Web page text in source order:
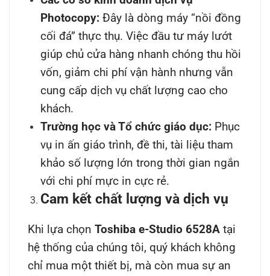
Photocopy: Đây là dòng máy “nồi đồng
cối đá” thực thụ. Việc đầu tư máy lướt
giúp chủ cửa hàng nhanh chóng thu hồi
vốn, giảm chi phí vận hành nhưng vẫn
cung cấp dịch vụ chất lượng cao cho
khách.
Trường học và Tổ chức giáo dục: Phục
vụ in ấn giáo trình, đề thi, tài liệu tham
khảo số lượng lớn trong thời gian ngắn
với chi phí mực in cực rẻ.
Cam kết chất lượng và dịch vụ
Khi lựa chọn Toshiba e-Studio 6528A tại
hệ thống của chúng tôi, quý khách không
chỉ mua một thiết bị, mà còn mua sự an